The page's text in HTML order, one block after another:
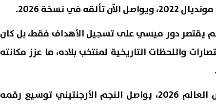
في نسخة 2026.
لم يقتصر دور ميسي على تسجيل الأهداف فقط، بل كان
واللحظات التاريخية لمنتخب بلاده، ما عزز مكانته
ومع استمرار منافسات كأس العالم 2026، يواصل النجم الأرجنتيني توسيع رقمه